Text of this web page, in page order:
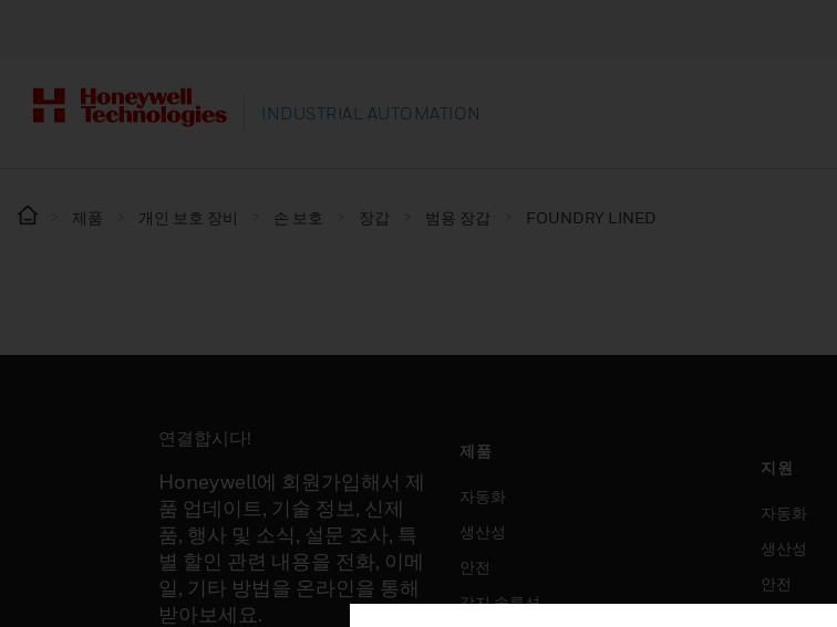
INDUSTRIAL AUTOMATION
제품 개인 보호 장비 손 보호 장갑 범용 장갑 FOUNDRY LINED
연결합시다!
Honeywell에 회원가입해서 제
품 업데이트, 기술 정보, 신제
품, 행사 및 소식, 설문 조사, 특
별 할인 관련 내용을 전화, 이메
일, 기타 방법을 온라인을 통해
받아보세요.
제품
자동화
생산성
안전
감지 솔루션
지원
자동화
생산성
안전